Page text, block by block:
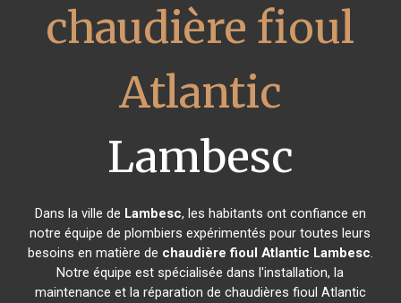
chaudière fioul
Atlantic
Lambesc
Dans la ville de Lambesc, les habitants ont confiance en
notre équipe de plombiers expérimentés pour toutes leurs
besoins en matière de chaudière fioul Atlantic Lambesc.
Notre équipe est spécialisée dans l'installation, la
maintenance et la réparation de chaudières fioul Atlantic